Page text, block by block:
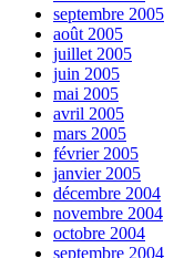
septembre 2005
août 2005
juillet 2005
juin 2005
mai 2005
avril 2005
mars 2005
février 2005
janvier 2005
décembre 2004
novembre 2004
octobre 2004
septembre 2004